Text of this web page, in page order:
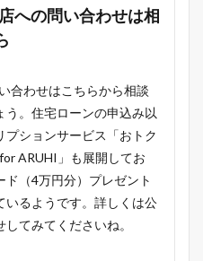
への問い合わせは相
合わせはこちらから相談
。住宅ローンの申込み以
ションサービス「おトク
ARUHI」も展開してお
ド（4万円分）プレゼント
いるようです。詳しくは公
てみてくださいね。